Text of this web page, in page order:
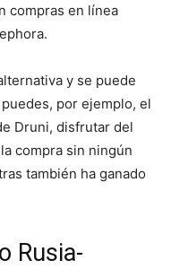
compras en línea
y se puede
por ejemplo, el
Druni, disfrutar del
compra sin ningún
también ha ganado
Rusia-